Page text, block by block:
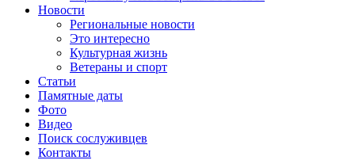
Новости
Региональные новости
Это интересно
Культурная жизнь
Ветераны и спорт
Статьи
Памятные даты
Фото
Видео
Поиск сослуживцев
Контакты